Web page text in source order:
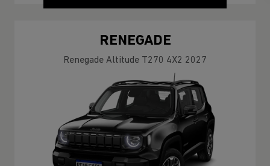
RENEGADE
Renegade Altitude T270 4X2 2027